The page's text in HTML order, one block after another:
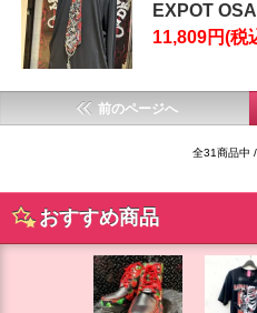
EXPOT
11,809円(税
前のページへ
全31商品中
おすすめ商品